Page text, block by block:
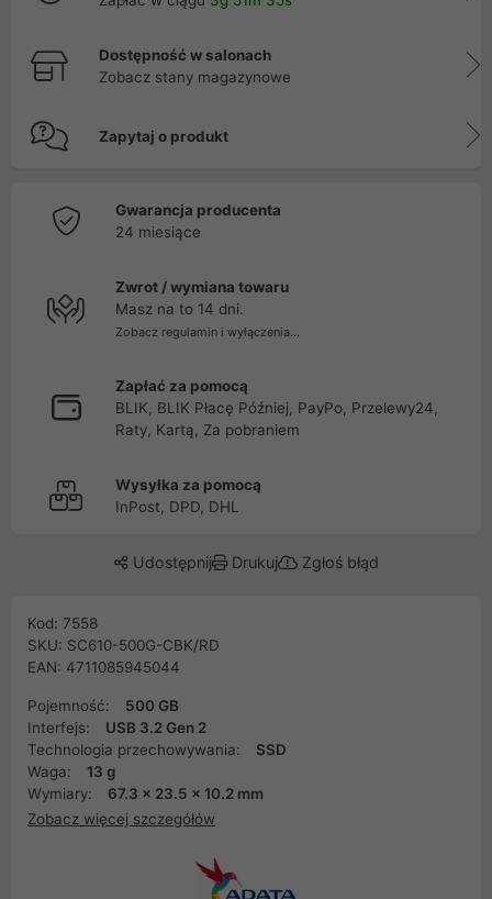
Dostępność w salonach
Zobacz stany magazynowe
Zapytaj o produkt
Gwarancja producenta
24 miesiące
Zwrot / wymiana towaru
Masz na to 14 dni.
Zobacz regulamin i wyłączenia...
Zapłać za pomocą
BLIK, BLIK Płacę Później, PayPo, Przelewy24,
Raty, Kartą, Za pobraniem
Wysyłka za pomocą
InPost, DPD, DHL
Udostępnij Drukuj Zgłoś błąd
Kod: 7558
SKU: SC610-500G-CBK/RD
EAN: 4711085945044
Pojemność:
500 GB
Interfejs:
USB 3.2 Gen 2
Technologia przechowywania:
SSD
Waga:
13 g
Wymiary:
67.3 x 23.5 x 10.2 mm
Zobacz więcej szczegółów